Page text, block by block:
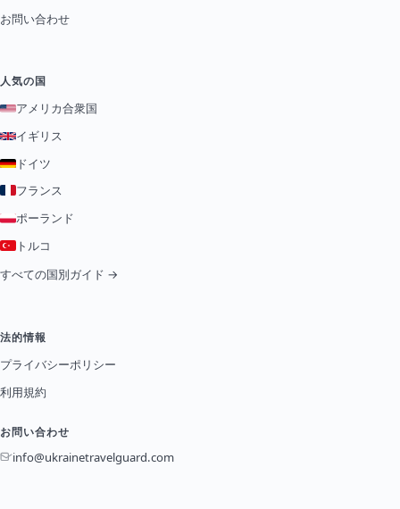
お問い合わせ
人気の国
アメリカ合衆国
イギリス
ドイツ
フランス
ポーランド
トルコ
すべての国別ガイド →
法的情報
プライバシーポリシー
利用規約
お問い合わせ
info@ukrainetravelguard.com